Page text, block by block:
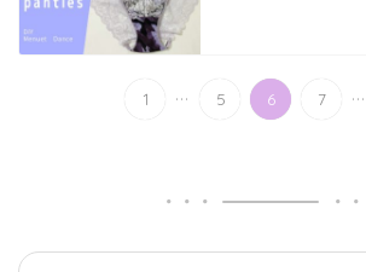
1 ... 5 6 7 ...